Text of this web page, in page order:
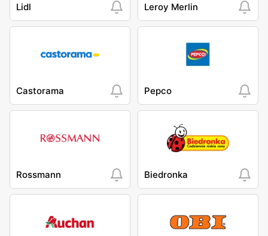
Lidl Leroy Merlin
Castorama Pepco
Rossmann Biedronka